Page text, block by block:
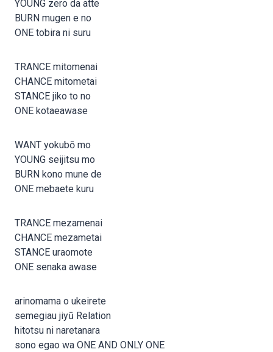
YOUNG zero da atte
BURN mugen e no
ONE tobira ni suru
TRANCE mitomenai
CHANCE mitometai
STANCE jiko to no
ONE kotaeawase
WANT yokubō mo
YOUNG seijitsu mo
BURN kono mune de
ONE mebaete kuru
TRANCE mezamenai
CHANCE mezametai
STANCE uraomote
ONE senaka awase
arinomama o ukeirete
semegiau jiyū Relation
hitotsu ni naretanara
sono egao wa ONE AND ONLY ONE